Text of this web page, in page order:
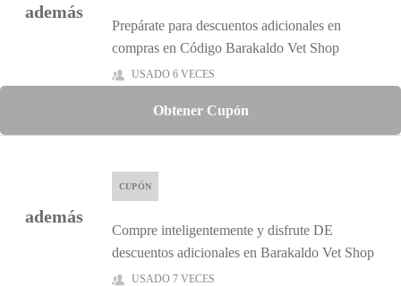
además
Prepárate para descuentos adicionales en
compras en Código Barakaldo Vet Shop
USADO 6 VECES
Obtener Cupón
además
CUPÓN
Compre inteligentemente y disfrute DE
descuentos adicionales en Barakaldo Vet Shop
USADO 7 VECES